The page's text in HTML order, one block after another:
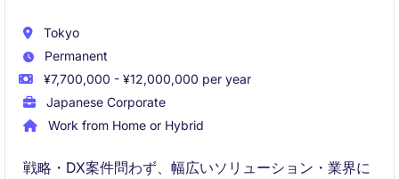
Tokyo
Permanent
¥7,700,000 - ¥12,000,000 per year
Japanese Corporate
Work from Home or Hybrid
戦略・DX案件問わず、幅広いソリューション・業界に